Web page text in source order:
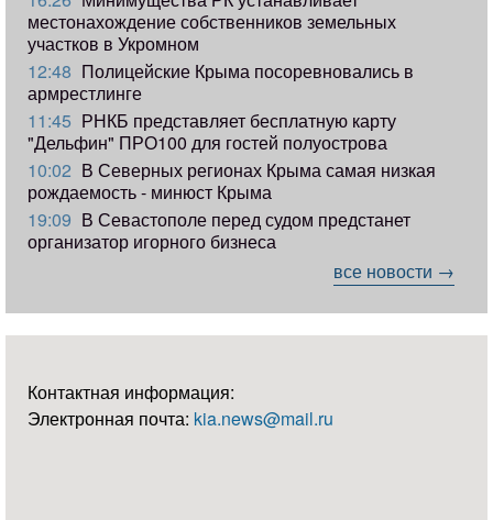
местонахождение собственников земельных
участков в Укромном
12:48 Полицейские Крыма посоревновались в
армрестлинге
11:45 РНКБ представляет бесплатную карту
"Дельфин" ПРО100 для гостей полуострова
10:02 В Северных регионах Крыма самая низкая
рождаемость - минюст Крыма
19:09 В Севастополе перед судом предстанет
организатор игорного бизнеса
все новости →
Контактная информация:
Электронная почта: kia.news@mail.ru